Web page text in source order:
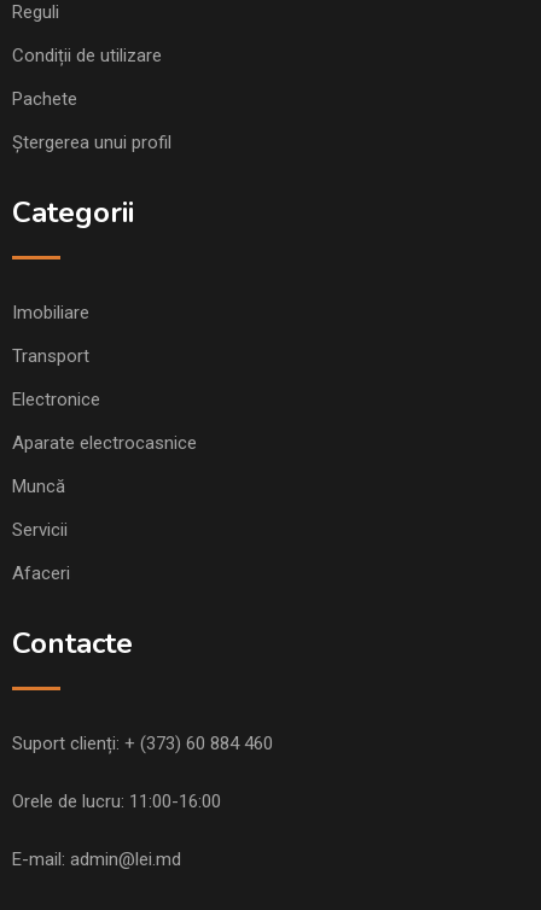
Reguli
Condiții de utilizare
Pachete
Ștergerea unui profil
Categorii
Imobiliare
Transport
Electronice
Aparate electrocasnice
Muncă
Servicii
Afaceri
Contacte
Suport clienți: + (373) 60 884 460
Orele de lucru: 11:00-16:00
E-mail: admin@lei.md